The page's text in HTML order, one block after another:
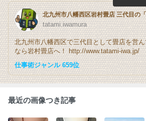
tatami.iwamura
北九州市八幡西区で三代目として畳店を営
なら岩村畳店へ！ http://www.tatami-iwa.jp/
仕事術ジャンル 659位
最近の画像つき記事